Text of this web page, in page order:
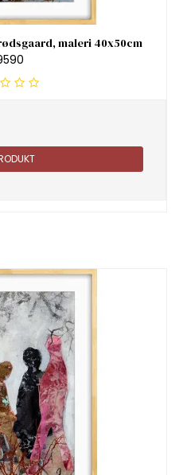
maleri 40x50cm